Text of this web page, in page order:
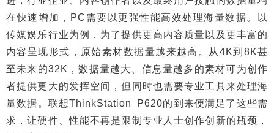
在快速增加，PC需要以更强性能高效处理海量数据。以
传媒娱乐行业为例，为了提供更高内容质量以及更丰富的
内容呈现形式，原始素材数据量越来越高。从4K到8K甚
至未来的32K，数据量越大、信息量越多的素材可为创作
者提供更大的发挥空间，但同时也需要专业工具来处理海
量数据。联想ThinkStation P620的到来便满足了这些需
求，让硬件、性能不再是限制专业人士创作创新的瓶颈，